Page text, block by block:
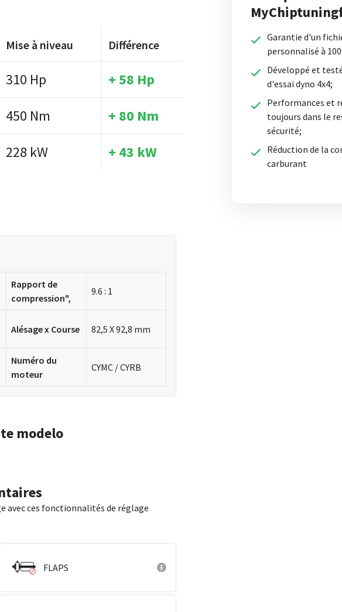
Garantie d'un
personnalisé à
Développé et
d'essai dyno 4x4;
Performances et
toujours dans le
sécurité;
Réduction de la
carburant
Mise à niveau Différence
310 Hp
+ 58 Hp
450 Nm
+ 80 Nm
228 kW + 43 kW
Rapport de
compression",
9.6 : 1
Alésage x Course 82,5 X 92,8 mm
Numéro du
moteur
CYMC / CYRB
modelo
avec ces fonctionnalités de réglage
FLAPS